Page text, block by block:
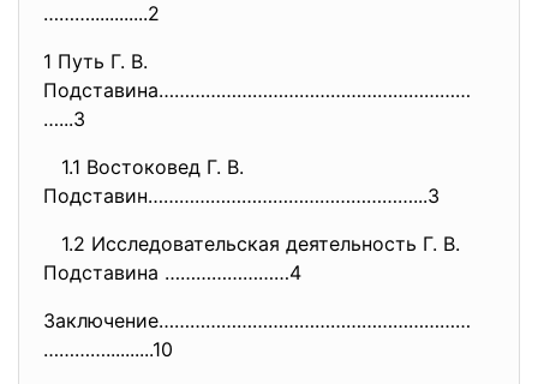
………............2
1 Путь Г. В.
Подставина……………………………………………………
…...3
1.1 Востоковед Г. В.
Подставин……………………………………………...3
1.2 Исследовательская деятельность Г. В.
Подставина ……………………4
Заключение……………………………………………………
…………..........10